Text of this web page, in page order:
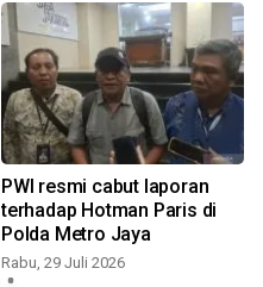
PWI resmi cabut laporan
terhadap Hotman Paris di
Polda Metro Jaya
Rabu, 29 Juli 2026